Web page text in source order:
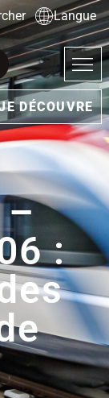
Langue
DÉCOUVRE
–
: